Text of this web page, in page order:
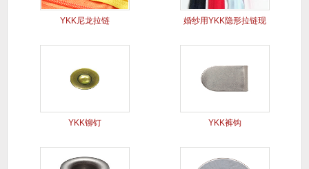
YKK尼龙拉链 婚纱用YKK隐形拉链现
YKK铆钉 YKK裤钩